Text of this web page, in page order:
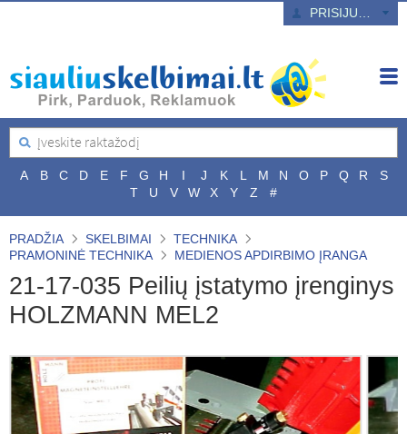
A B C D E F G H I J K L M N O P Q R
S
T
U V W X Y Z #
PRADŽIA SKELBIMAI
TECHNIKA
PRAMONINĖ TECHNIKA
MEDIENOS APDIRBIMO ĮRANGA
21-17-035 Peilių įstatymo įrenginys
HOLZMANN MEL2